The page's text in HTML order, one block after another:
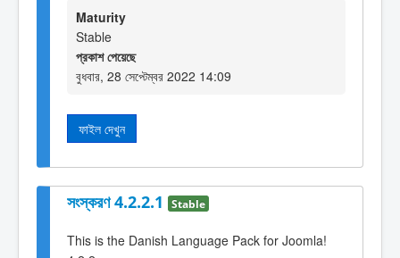
Maturity
Stable
প্রকাশ পেয়েছে
বুধবার, 28 সেপ্টেম্বর 2022 14:09
ফাইল দেখুন
সংস্করণ 4.2.2.1 Stable
This is the Danish Language Pack for Joomla!